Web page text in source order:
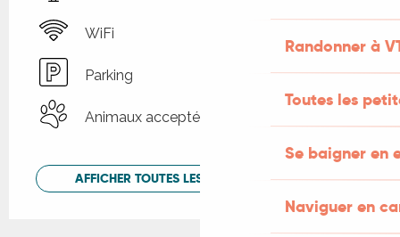
Randonner à
Toutes les
Se baigner en
Naviguer en
WiFi
Parking
Animaux acceptés
AFFICHER TOUTES LES PRESTATIONS